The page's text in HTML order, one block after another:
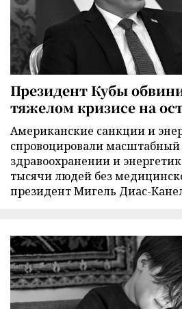
Президент Кубы
тяжелом кризисе на
Американские санкции и
спровоцировали масштабный
здравоохранении и
тысячи людей без
президент Мигель Диас-